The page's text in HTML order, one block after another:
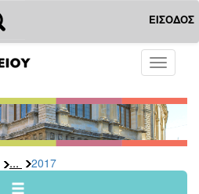
ΕΙΣΟΔΟΣ
Toggle
... 2017